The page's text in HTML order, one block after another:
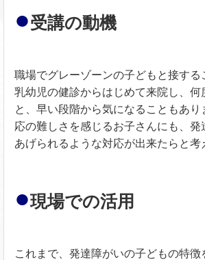
●受講の動機
職場でグレーゾーンの子どもと接する
乳幼児の健診からはじめて来院し、何
と、早い段階から気になることもあ
応の難しさを感じるお子さんにも、発
あげられるような対応が出来たらと考
●現場での活用
これまで、発達障がいの子どもの特徴